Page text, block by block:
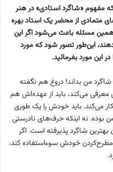
مفهوم «شاگرد استادی» در هنر
از محضر یک استاد بهره
همین مسئله باعث می‌شود اگر این
این‌طور تصور شود که مورد
این مورد بفرمائید.
من بداند! دروغ هم نگفته
می‌کند، باید از عهده‌اش هم
می‌کند. باید خودش را یک طوری
بوده. نه اینکه حرف‌های نادرستی
بهترین شاگرد پذیرفته است. اگر
مطرح‌کردن خودش سوء‌استفاده کند،